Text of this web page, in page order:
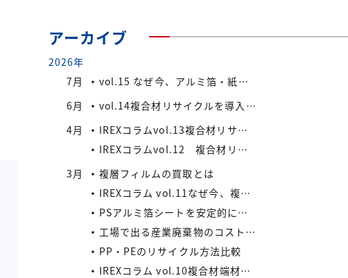
アーカイブ
2026年
7月
vol.15 なぜ今、アルミ箔・紙付きPS/PP複合材端材が注目されているのか
6月
vol.14複合材リサイクルを導入する際の検討ポイント
4月
IREXコラムvol.13複合材リサイクルにおける課題と今後の展望
IREXコラムvol.12 複合材リサイクルの将来性と市場拡大の可能性
3月
複層フィルムの買取とは
IREXコラム vol.11なぜ今、複合材リサイクルが注目されているのか
PSアルミ箔シートを安定的に処理したい業者様、当社が買い取ります！
工場で出る産業廃棄物のコスト削減法
PP・PEのリサイクル方法比較
IREXコラム vol.10複合材端材の安定供給がメーカーにもたらすメリット